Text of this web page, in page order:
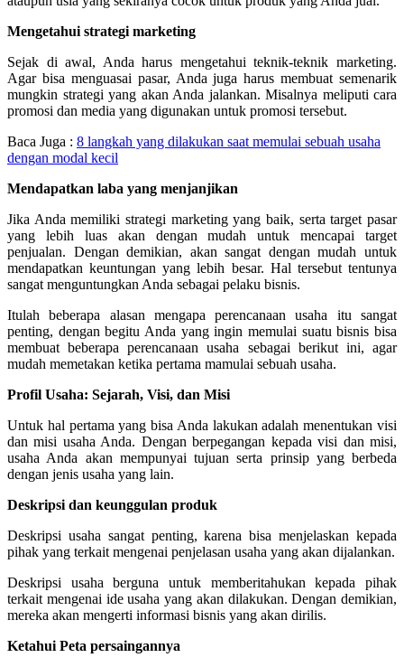
Mengetahui strategi marketing
Sejak di awal, Anda harus mengetahui teknik-teknik marketing.
Agar bisa menguasai pasar, Anda juga harus membuat semenarik
mungkin strategi yang akan Anda jalankan. Misalnya meliputi cara
promosi dan media yang digunakan untuk promosi tersebut.
Baca Juga : 8 langkah yang dilakukan saat memulai sebuah usaha
dengan modal kecil
Mendapatkan laba yang menjanjikan
Jika Anda memiliki strategi marketing yang baik, serta target pasar
yang lebih luas akan dengan mudah untuk mencapai target
penjualan. Dengan demikian, akan sangat dengan mudah untuk
mendapatkan keuntungan yang lebih besar. Hal tersebut tentunya
sangat menguntungkan Anda sebagai pelaku bisnis.
Itulah beberapa alasan mengapa perencanaan usaha itu sangat
penting, dengan begitu Anda yang ingin memulai suatu bisnis bisa
membuat beberapa perencanaan usaha sebagai berikut ini, agar
mudah memetakan ketika pertama mamulai sebuah usaha.
Profil Usaha: Sejarah, Visi, dan Misi
Untuk hal pertama yang bisa Anda lakukan adalah menentukan visi
dan misi usaha Anda. Dengan berpegangan kepada visi dan misi,
usaha Anda akan mempunyai tujuan serta prinsip yang berbeda
dengan jenis usaha yang lain.
Deskripsi dan keunggulan produk
Deskripsi usaha sangat penting, karena bisa menjelaskan kepada
pihak yang terkait mengenai penjelasan usaha yang akan dijalankan.
Deskripsi usaha berguna untuk memberitahukan kepada pihak
terkait mengenai ide usaha yang akan dilakukan. Dengan demikian,
mereka akan mengerti informasi bisnis yang akan dirilis.
Ketahui Peta persaingannya